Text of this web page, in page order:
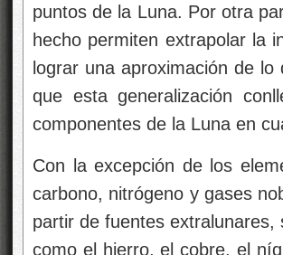
puntos de la Luna. Por otra
hecho permiten extrapolar la
lograr una aproximación de
que esta generalización
componentes de la Luna en
Con la excepción de los
carbono, nitrógeno y gases
partir de fuentes
como el hierro, el cobre, el